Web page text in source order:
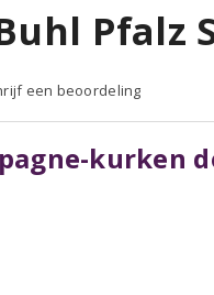
Pfalz
een beoordeling
kurken